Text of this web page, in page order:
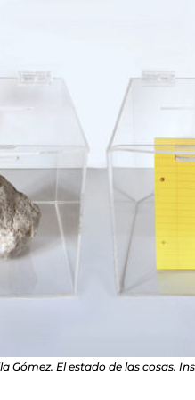
Gómez. El estado de las cosas.